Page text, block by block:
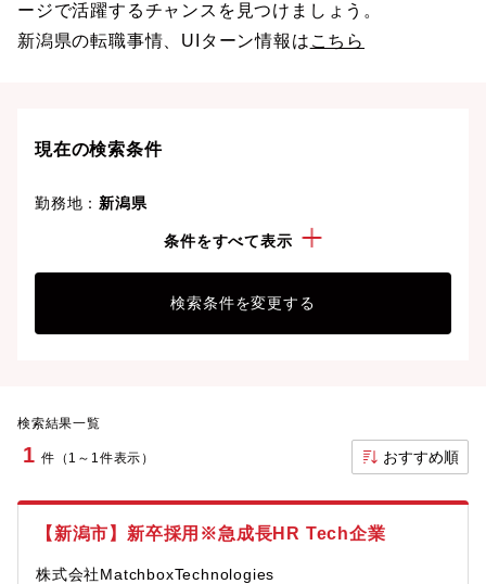
ージで活躍するチャンスを見つけましょう。
新潟県の転職事情、UIターン情報は こちら
現在の検索条件
勤務地： 新潟県
新卒採用
条件をすべて表示
検索条件を変更する
検索結果一覧
1 件（1～1件表示） おすすめ順
【新潟市】新卒採用※急成長HR Tech企業
株式会社MatchboxTechnologies